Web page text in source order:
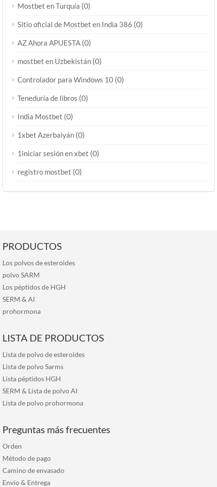
Mostbet en Turquía (0)
Sitio oficial de Mostbet en India 386 (0)
AZ Ahora APUESTA (0)
mostbet en Uzbekistán (0)
Controlador para Windows 10 (0)
Teneduría de libros (0)
India Mostbet (0)
1xbet Azerbaiyán (0)
1iniciar sesión en xbet (0)
registro mostbet (0)
PRODUCTOS
Los polvos de esteroides
polvo SARM
Los péptidos de HGH
SERM & AI
prohormona
LISTA DE PRODUCTOS
Lista de polvo de esteroides
Lista de polvo Sarms
Lista péptidos HGH
SERM & Lista de polvo AI
Lista de polvo prohormona
Preguntas más frecuentes
Orden
Método de pago
Camino de envasado
Envío & Entrega